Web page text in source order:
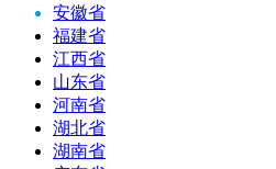
安徽省
福建省
江西省
山东省
河南省
湖北省
湖南省